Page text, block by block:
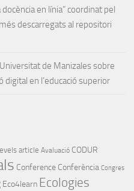
en línia” coordinat pel
descarregats al repositori
de Manizales sobre
digital en l’educació superior
article Avaluació CODUR
Conference Conferència Congres
Eco4learn Ecologies